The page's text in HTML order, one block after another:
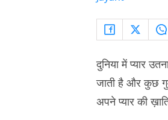
दुनिया में प्यार
जाती है और कुछ
अपने प्यार की